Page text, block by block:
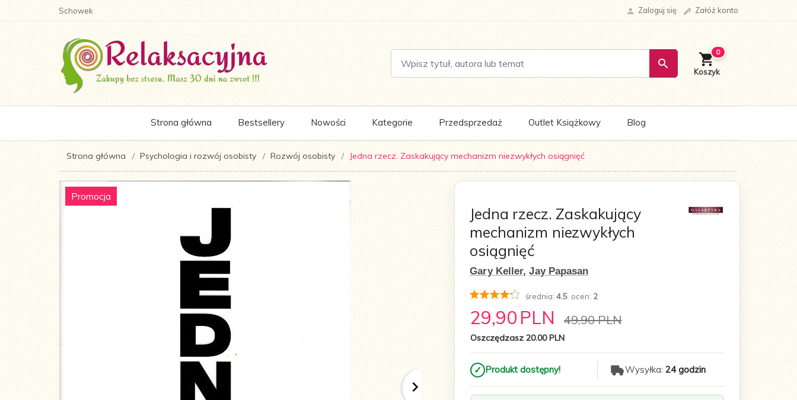
Schowek Zaloguj się Załóż konto
0
Strona główna Bestsellery Nowości Kategorie Przedsprzedaż Outlet Książkowy Blog
Strona główna Psychologia i rozwój osobisty Rozwój osobisty Jedna rzecz. Zaskakujący mechanizm niezwykłych osiągnięć
Promocja
Jedna rzecz. Zaskakujący
mechanizm niezwykłych
osiągnięć
Gary Keller,Jay Papasan
średnia:4.5 ocen: 2
29,90 PLN 49,90 PLN
Oszczędzasz 20.00 PLN
✓ Produkt dostępny! Wysyłka: 24 godzin